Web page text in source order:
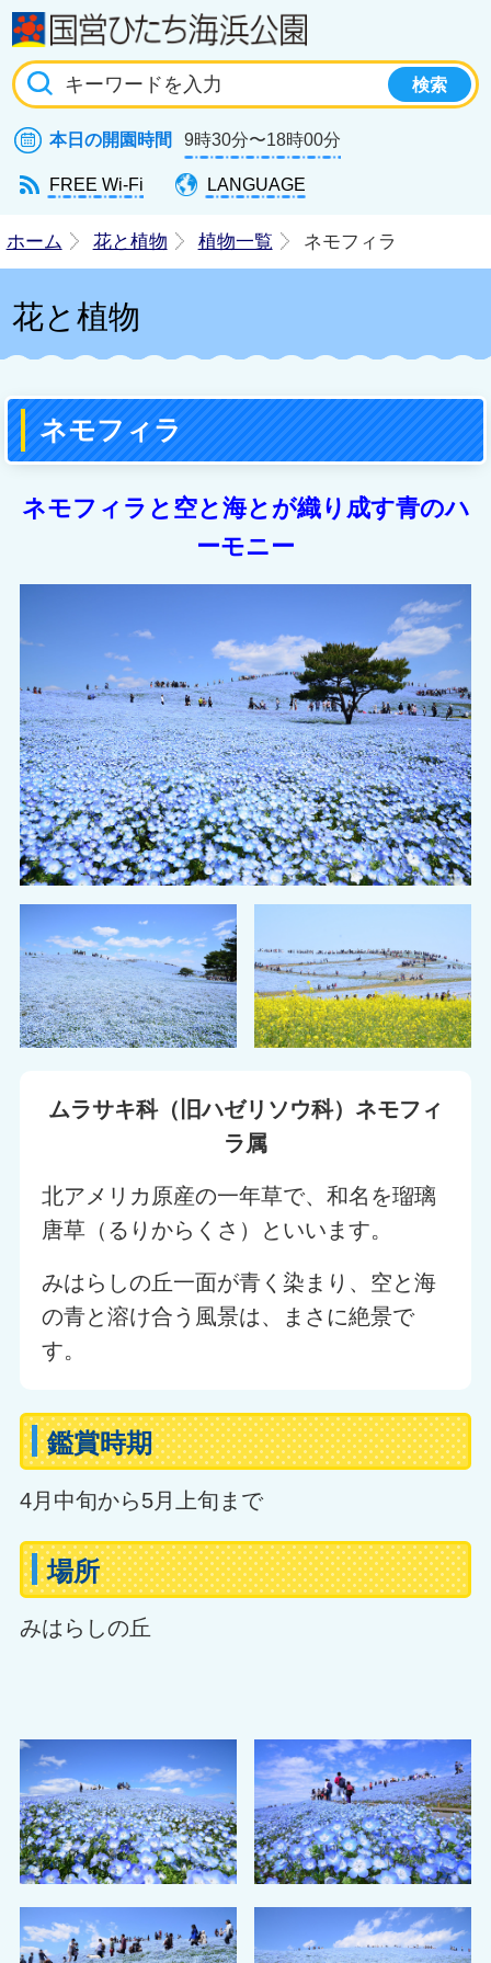
本日の開園時間 9時30分〜18時00分
FREE Wi-Fi LANGUAGE
ホーム 花と植物 植物一覧 ネモフィラ
花と植物
ネモフィラ
ネモフィラと空と海とが織り成す青のハ
ーモニー
ムラサキ科（旧ハゼリソウ科）ネモフィ
ラ属
北アメリカ原産の一年草で、和名を瑠璃
唐草（るりからくさ）といいます。
みはらしの丘一面が青く染まり、空と海
の青と溶け合う風景は、まさに絶景で
す。
鑑賞時期
4月中旬から5月上旬まで
場所
みはらしの丘